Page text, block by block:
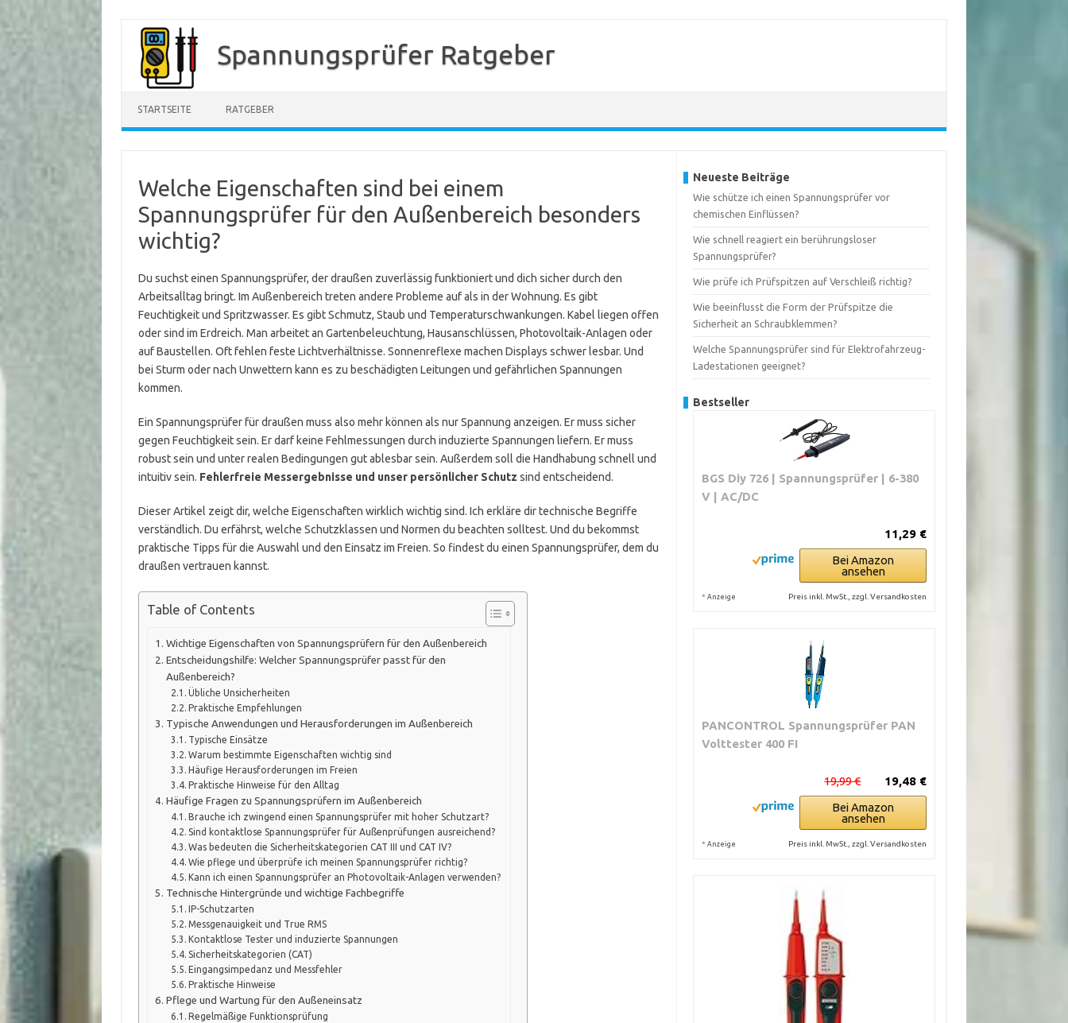
Inhalt
springen
Spannungsprüfer Ratgeber
STARTSEITE RATGEBER
Welche Eigenschaften sind bei einem
Spannungsprüfer für den Außenbereich besonders
wichtig?
Du suchst einen Spannungsprüfer, der draußen zuverlässig funktioniert und dich sicher durch den
Arbeitsalltag bringt. Im Außenbereich treten andere Probleme auf als in der Wohnung. Es gibt
Feuchtigkeit und Spritzwasser. Es gibt Schmutz, Staub und Temperaturschwankungen. Kabel liegen offen
oder sind im Erdreich. Man arbeitet an Gartenbeleuchtung, Hausanschlüssen, Photovoltaik-Anlagen oder
auf Baustellen. Oft fehlen feste Lichtverhältnisse. Sonnenreflexe machen Displays schwer lesbar. Und
bei Sturm oder nach Unwettern kann es zu beschädigten Leitungen und gefährlichen Spannungen
kommen.
Ein Spannungsprüfer für draußen muss also mehr können als nur Spannung anzeigen. Er muss sicher
gegen Feuchtigkeit sein. Er darf keine Fehlmessungen durch induzierte Spannungen liefern. Er muss
robust sein und unter realen Bedingungen gut ablesbar sein. Außerdem soll die Handhabung schnell und
intuitiv sein. Fehlerfreie Messergebnisse und unser persönlicher Schutz sind entscheidend.
Dieser Artikel zeigt dir, welche Eigenschaften wirklich wichtig sind. Ich erkläre dir technische Begriffe
verständlich. Du erfährst, welche Schutzklassen und Normen du beachten solltest. Und du bekommst
praktische Tipps für die Auswahl und den Einsatz im Freien. So findest du einen Spannungsprüfer, dem du
draußen vertrauen kannst.
Table of Contents
Wichtige Eigenschaften von Spannungsprüfern für den Außenbereich
Entscheidungshilfe: Welcher Spannungsprüfer passt für den
Außenbereich?
Übliche Unsicherheiten
Praktische Empfehlungen
Typische Anwendungen und Herausforderungen im Außenbereich
Typische Einsätze
Warum bestimmte Eigenschaften wichtig sind
Häufige Herausforderungen im Freien
Praktische Hinweise für den Alltag
Häufige Fragen zu Spannungsprüfern im Außenbereich
Brauche ich zwingend einen Spannungsprüfer mit hoher Schutzart?
Sind kontaktlose Spannungsprüfer für Außenprüfungen ausreichend?
Was bedeuten die Sicherheitskategorien CAT III und CAT IV?
Wie pflege und überprüfe ich meinen Spannungsprüfer richtig?
Kann ich einen Spannungsprüfer an Photovoltaik-Anlagen verwenden?
Technische Hintergründe und wichtige Fachbegriffe
IP-Schutzarten
Messgenauigkeit und True RMS
Kontaktlose Tester und induzierte Spannungen
Sicherheitskategorien (CAT)
Eingangsimpedanz und Messfehler
Praktische Hinweise
Pflege und Wartung für den Außeneinsatz
Regelmäßige Funktionsprüfung
Neueste Beiträge
Wie schütze ich einen Spannungsprüfer vor
chemischen Einflüssen?
Wie schnell reagiert ein berührungsloser
Spannungsprüfer?
Wie prüfe ich Prüfspitzen auf Verschleiß richtig?
Wie beeinflusst die Form der Prüfspitze die
Sicherheit an Schraubklemmen?
Welche Spannungsprüfer sind für Elektrofahrzeug-
Ladestationen geeignet?
Bestseller
BGS Diy 726 | Spannungsprüfer | 6-380
V | AC/DC
11,29 €
Bei Amazon
ansehen
* Anzeige Preis inkl. MwSt., zzgl. Versandkosten
PANCONTROL Spannungsprüfer PAN
Volttester 400 FI
19,48 €
19,99 €
Bei Amazon
ansehen
* Anzeige Preis inkl. MwSt., zzgl. Versandkosten